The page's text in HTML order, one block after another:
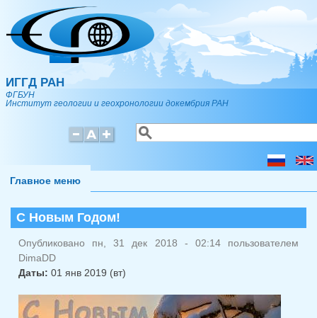
Перейти к основному содержанию
ИГГД РАН
ФГБУН
Институт геологии и геохронологии докембрия РАН
Форма поиска
Поиск
Главное меню
С Новым Годом!
Опубликовано пн, 31 дек 2018 - 02:14 пользователем
DimaDD
Даты: 01 янв 2019 (вт)